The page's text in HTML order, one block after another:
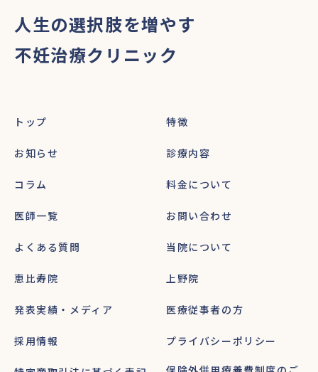
人生の選択肢を増やす
不妊治療クリニック
トップ 特徴
お知らせ 診療内容
コラム 料金について
医師一覧 お問い合わせ
よくある質問 当院について
恵比寿院 上野院
発表実績・メディア 医療従事者の方
採用情報 プライバシーポリシー